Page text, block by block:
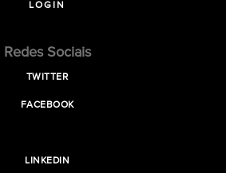
LOGIN
Redes Sociais
TWITTER
FACEBOOK
LINKEDIN